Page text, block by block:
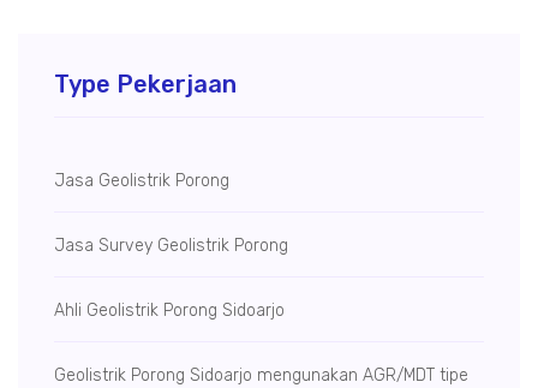
Type Pekerjaan
Jasa Geolistrik Porong
Jasa Survey Geolistrik Porong
Ahli Geolistrik Porong Sidoarjo
Geolistrik Porong Sidoarjo mengunakan AGR/MDT tipe